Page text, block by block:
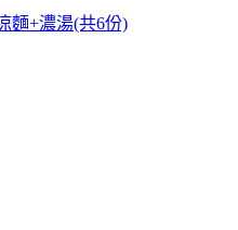
麵+濃湯(共6份)